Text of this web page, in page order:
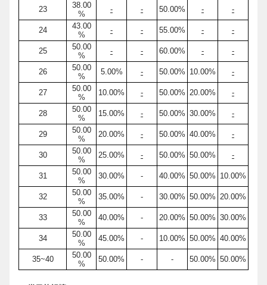
23
38.00
%
- - 50.00% - -
24
43.00
%
- - 55.00% - -
25
50.00
%
- - 60.00% - -
26
50.00
%
5.00% - 50.00% 10.00% -
27
50.00
%
10.00% - 50.00% 20.00% -
28
50.00
%
15.00% - 50.00% 30.00% -
29
50.00
%
20.00% - 50.00% 40.00% -
30
50.00
%
25.00% - 50.00% 50.00% -
31
50.00
%
30.00% - 40.00% 50.00% 10.00%
32
50.00
%
35.00% - 30.00% 50.00% 20.00%
33
50.00
%
40.00% - 20.00% 50.00% 30.00%
34
50.00
%
45.00% - 10.00% 50.00% 40.00%
35~40
50.00
%
50.00% - - 50.00% 50.00%